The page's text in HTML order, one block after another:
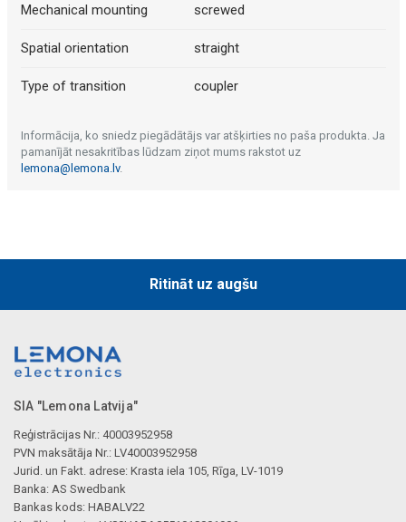
Mechanical mounting screwed
Spatial orientation straight
Type of transition coupler
Informācija, ko sniedz piegādātājs var atšķirties no paša produkta. Ja
pamanījāt nesakritības lūdzam ziņot mums rakstot uz
lemona@lemona.lv.
Ritināt uz augšu
SIA "Lemona Latvija"
Reģistrācijas Nr.: 40003952958
PVN maksātāja Nr.: LV40003952958
Jurid. un Fakt. adrese: Krasta iela 105, Rīga, LV-1019
Banka: AS Swedbank
Bankas kods: HABALV22